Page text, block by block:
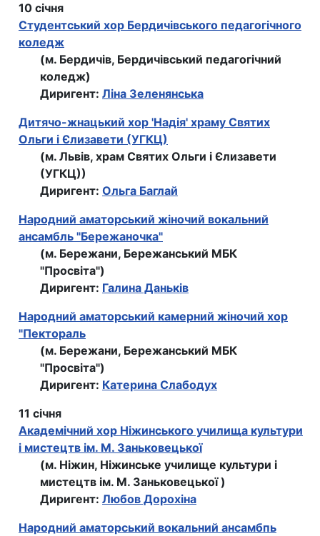
10 січня
Студентський хор Бердичівського педагогічного
коледж
(м. Бердичів, Бердичівський педагогічний
коледж)
Диригент: Ліна Зеленянська
Дитячо-жнацький хор 'Надія' храму Святих
Ольги і Єлизавети (УГКЦ)
(м. Львів, храм Святих Ольги і Єлизавети
(УГКЦ))
Диригент: Ольга Баглай
Народний аматорський жіночий вокальний
ансамбль "Бережаночка"
(м. Бережани, Бережанський МБК
"Просвіта")
Диригент: Галина Даньків
Народний аматорський камерний жіночий хор
"Пектораль
(м. Бережани, Бережанський МБК
"Просвіта")
Диригент: Катерина Слабодух
11 січня
Академічний хор Ніжинського училища культури
і мистецтв ім. М. Заньковецької
(м. Ніжин, Ніжинське училище культури і
мистецтв ім. М. Заньковецької )
Диригент: Любов Дорохіна
Народний аматорський вокальний ансамбпь